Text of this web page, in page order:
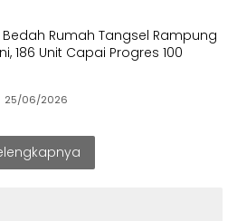
Rumah Tangsel Rampung
186 Unit Capai Progres 100
25/06/2026